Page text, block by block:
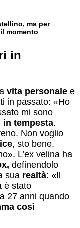
ma per
momento
in
vita personale e
in passato: «Ho
mi sono
in tempesta.
Non voglio
, sto bene,
L’ex velina ha
definendolo
sua realtà: «Il
è stato
27 anni quando
così